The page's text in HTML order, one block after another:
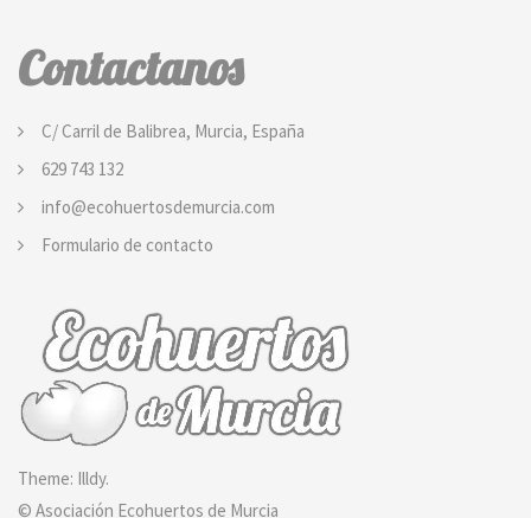
Contactanos
C/ Carril de Balibrea, Murcia, España
629 743 132
info@ecohuertosdemurcia.com
Formulario de contacto
Theme: Illdy.
© Asociación Ecohuertos de Murcia